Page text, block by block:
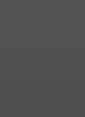
службы Росгвардии